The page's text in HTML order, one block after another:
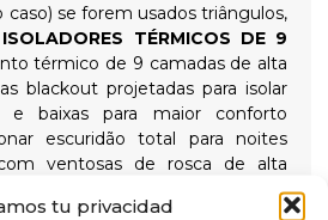
tu privacidad
caso) se forem usados triângulos,
ISOLADORES TÉRMICOS DE 9
térmico de 9 camadas de alta
blackout projetadas para isolar
e baixas para maior conforto
escuridão total para noites
ventosas de rosca de alta
de remover para fácil instalação.